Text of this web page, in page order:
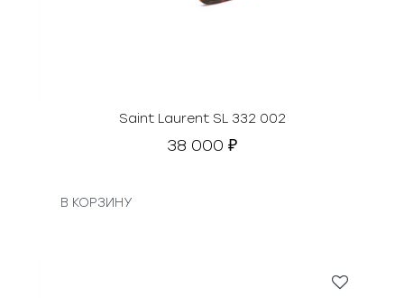
Saint Laurent SL 332 002
38 000 ₽
В КОРЗИНУ